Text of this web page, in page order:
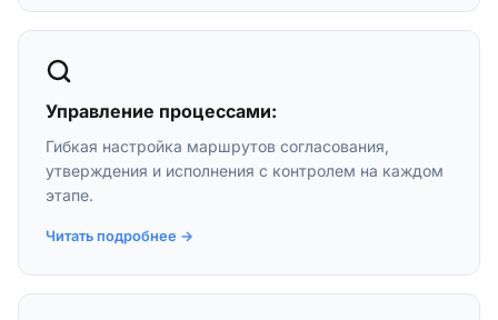
Управление процессами:
Гибкая настройка маршрутов согласования,
утверждения и исполнения с контролем на каждом
этапе.
Читать подробнее →